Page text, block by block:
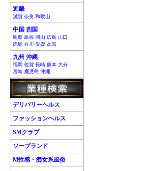
近畿
滋賀 奈良 和歌山
中国 四国
鳥取 島根 岡山 広島 山口
徳島 香川 愛媛 高知
九州 沖縄
福岡 佐賀 長崎 熊本 大分
宮崎 鹿児島 沖縄
デリバリーヘルス
ファッションヘルス
SMクラブ
ソープランド
M性感・痴女系風俗